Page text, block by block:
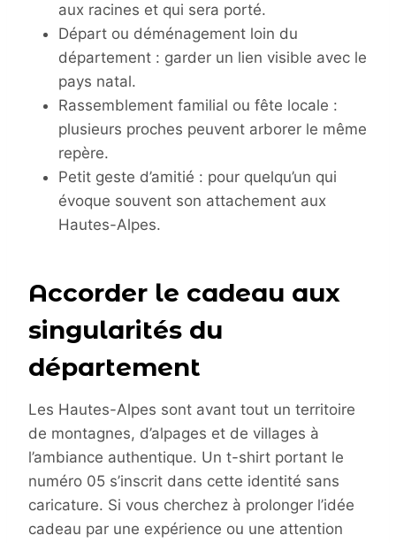
aux racines et qui sera porté.
Départ ou déménagement loin du
département : garder un lien visible avec le
pays natal.
Rassemblement familial ou fête locale :
plusieurs proches peuvent arborer le même
repère.
Petit geste d’amitié : pour quelqu’un qui
évoque souvent son attachement aux
Hautes-Alpes.
Accorder le cadeau aux
singularités du
département
Les Hautes-Alpes sont avant tout un territoire
de montagnes, d’alpages et de villages à
l’ambiance authentique. Un t-shirt portant le
numéro 05 s’inscrit dans cette identité sans
caricature. Si vous cherchez à prolonger l’idée
cadeau par une expérience ou une attention